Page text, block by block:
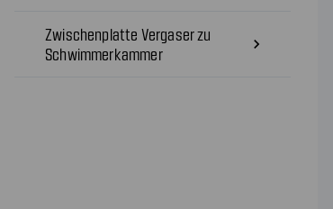
Zwischenplatte Vergaser zu
Schwimmerkammer
navigate_next